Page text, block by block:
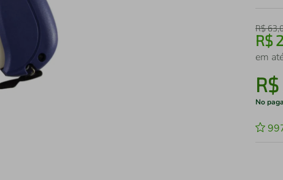
R$63,
R$
em
R$
No